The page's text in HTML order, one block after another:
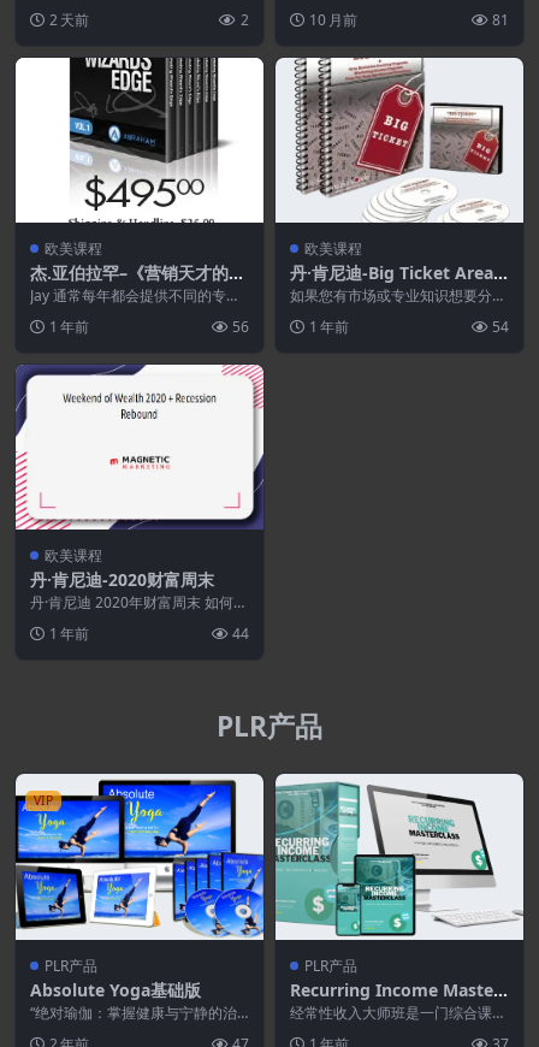
说 SavvySys...
2 天前 2
互式咨询...
10 月前 81
欧美课程
杰.亚伯拉罕–《营销天才的优
势》第1卷和第2卷（995 美
元）
Jay 通常每年都会提供不同的专题
目中，我们改变了...
1 年前 56
欧美课程
丹·肯尼迪-Big Ticket Area E
xclusive
如果您有市场或专业知识想要分
尼迪为期三天的密集信息...
1 年前 54
欧美课程
丹·肯尼迪-2020财富周末
丹·肯尼迪 2020年财富周末 如何
吸引、创造、增加、投资 和 保护
金钱 获...
1 年前 44
PLR产品
VIP
PLR产品
Absolute Yoga基础版
“绝对瑜伽：掌握健康与宁静的治
PLR产品
Recurring Income Masterc
lass
经常性收入大师班是一门综合课